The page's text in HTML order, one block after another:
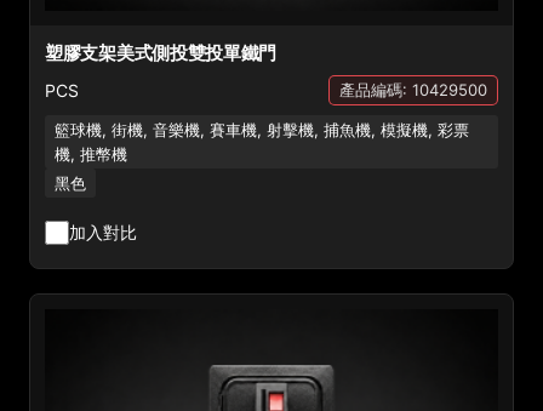
塑膠支架美式側投雙投單鐵門
PCS 產品編碼: 10429500
籃球機, 街機, 音樂機, 賽車機, 射擊機, 捕魚機, 模擬機, 彩票
機, 推幣機
黑色
加入對比